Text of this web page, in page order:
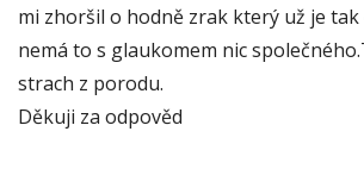
mi zhoršil o hodně zrak který už je
nemá to s glaukomem nic
strach z porodu.
Děkuji za odpověd